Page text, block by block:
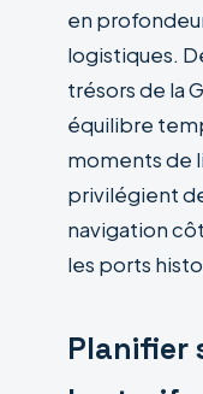
en
logistiques.
trésors de la
équilibre
moments de
privilégient
navigation
les ports
Planifier